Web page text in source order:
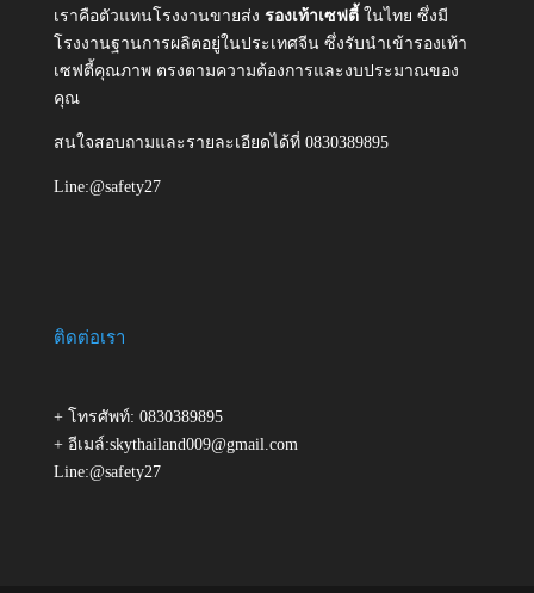
เราคือตัวแทนโรงงานขายส่ง รองเท้าเซฟตี้ ในไทย ซึ่งมี
โรงงานฐานการผลิตอยู่ในประเทศจีน ซึ่งรับนำเข้ารองเท้า
เซฟตี้คุณภาพ ตรงตามความต้องการและงบประมาณของ
คุณ
สนใจสอบถามและรายละเอียดได้ที่ 0830389895
Line:@safety27
ติดต่อเรา
+ โทรศัพท์: 0830389895
+ อีเมล์:skythailand009@gmail.com
Line:@safety27